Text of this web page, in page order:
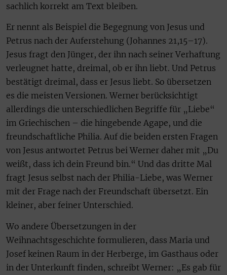
sachlich korrekt am Text bleiben.
Er nennt als Beispiel die Begegnung von Jesus und
Petrus nach der Auferstehung (Johannes 21,15–17).
Jesus fragt den Jünger, der ihn nach seiner Verhaftung
verleugnet hatte, dreimal, ob er ihn liebt. Und Petrus
bestätigt dreimal, dass er Jesus liebt. So übersetzen
es die meisten Versionen. Werner berücksichtigt
allerdings die unterschiedlichen Begriffe für „Liebe“
im Griechischen – die hingebende Agape, und die
freundschaftliche Philia. Auf die beiden ersten Fragen
von Jesus antwortet Petrus bei Werner daher mit „Du
weißt, dass ich dein Freund bin.“ Und das dritte Mal
fragt Jesus selbst nach der Philia-Liebe, was Werner
mit der Frage nach der Freundschaft übersetzt. Ein
kleiner, aber feiner Unterschied.
Wo andere Übersetzungen in der
Weihnachtsgeschichte formulieren, dass Maria und
Josef keinen Raum in der Herberge, im Gasthaus oder
in der Unterkunft finden, schreibt Werner: „Es gab für